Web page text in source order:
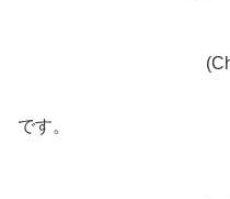
です。